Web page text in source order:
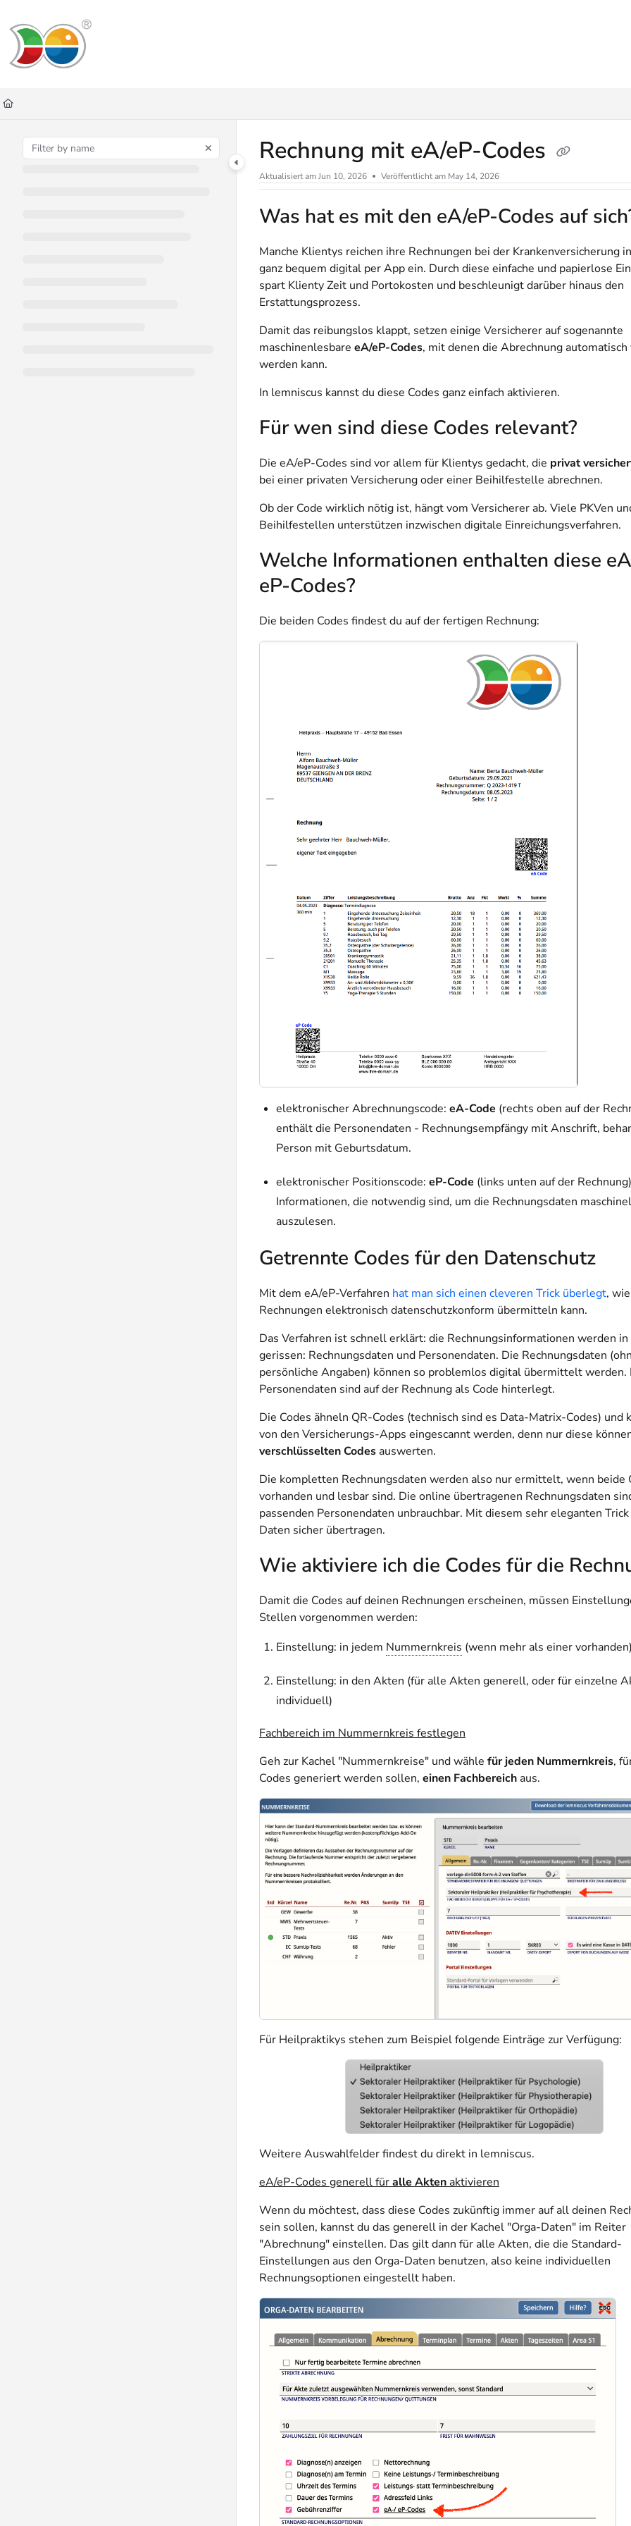
Fetch the complete documentation index at:
Use this file to discover all available pages before exploring further.
Rechnung mit eA/eP-Codes
Aktualisiert amJun 10, 2026 Veröffentlicht am May 14, 2026
Was hat es mit den eA/eP-Codes auf
Manche Klientys reichen ihre Rechnungen bei der Krankenversicherung
ganz bequem digital per App ein. Durch diese einfache und papierlose
spart Klienty Zeit und Portokosten und beschleunigt darüber hinaus den
Erstattungsprozess.
Damit das reibungslos klappt, setzen einige Versicherer auf sogenannte
maschinenlesbare eA/eP-Codes, mit denen die Abrechnung
werden kann.
In lemniscus kannst du diese Codes ganz einfach aktivieren.
Für wen sind diese Codes relevant?
Die eA/eP-Codes sind vor allem für Klientys gedacht, die privat
bei einer privaten Versicherung oder einer Beihilfestelle abrechnen.
Ob der Code wirklich nötig ist, hängt vom Versicherer ab. Viele PKVen
Beihilfestellen unterstützen inzwischen digitale Einreichungsverfahren.
Welche Informationen enthalten diese
eP-Codes?
Die beiden Codes findest du auf der fertigen Rechnung:
elektronischer Abrechnungscode: eA-Code (rechts oben auf der
enthält die Personendaten - Rechnungsempfängy mit Anschrift,
Person mit Geburtsdatum.
elektronischer Positionscode: eP-Code (links unten auf der
Informationen, die notwendig sind, um die Rechnungsdaten
auszulesen.
Getrennte Codes für den Datenschutz
Mit dem eA/eP-Verfahren hat man sich einen cleveren Trick überlegt,
Rechnungen elektronisch datenschutzkonform übermitteln kann.
Das Verfahren ist schnell erklärt: die Rechnungsinformationen werden
gerissen: Rechnungsdaten und Personendaten. Die Rechnungsdaten
persönliche Angaben) können so problemlos digital übermittelt werden.
Personendaten sind auf der Rechnung als Code hinterlegt.
Die Codes ähneln QR-Codes (technisch sind es Data-Matrix-Codes) und
von den Versicherungs-Apps eingescannt werden, denn nur diese
verschlüsselten Codes auswerten.
Die kompletten Rechnungsdaten werden also nur ermittelt, wenn beide
vorhanden und lesbar sind. Die online übertragenen Rechnungsdaten
passenden Personendaten unbrauchbar. Mit diesem sehr eleganten
Daten sicher übertragen.
Wie aktiviere ich die Codes für die
Damit die Codes auf deinen Rechnungen erscheinen, müssen
Stellen vorgenommen werden:
Einstellung: in jedem Nummernkreis (wenn mehr als einer vorhanden)
Einstellung: in den Akten (für alle Akten generell, oder für einzelne
individuell)
Fachbereich im Nummernkreis festlegen
Geh zur Kachel "Nummernkreise" und wähle für jeden Nummernkreis,
Codes generiert werden sollen, einen Fachbereich aus.
Für Heilpraktikys stehen zum Beispiel folgende Einträge zur Verfügung:
Weitere Auswahlfelder findest du direkt in lemniscus.
eA/eP-Codes generell füralle Akten aktivieren
Wenn du möchtest, dass diese Codes zukünftig immer auf all deinen
sein sollen, kannst du das generell in der Kachel "Orga-Daten" im Reiter
"Abrechnung" einstellen. Das gilt dann für alle Akten, die die Standard-
Einstellungen aus den Orga-Daten benutzen, also keine individuellen
Rechnungsoptionen eingestellt haben.